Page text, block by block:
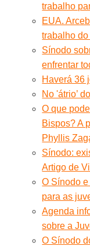
trabalho
EUA.
trabalho
Sínodo
enfrentar
Haverá 36
No 'átrio’
O que
Bispos? A
Phyllis
Sínodo:
Artigo de
O Sínodo
para as
Agenda
sobre a
O Sínodo